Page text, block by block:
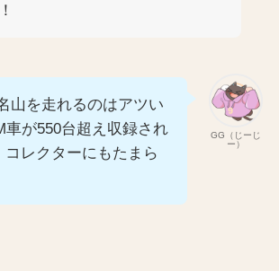
GG（じーじ
ー）
山を走れるのはアツい
車が550台超え収録され
コレクターにもたまら